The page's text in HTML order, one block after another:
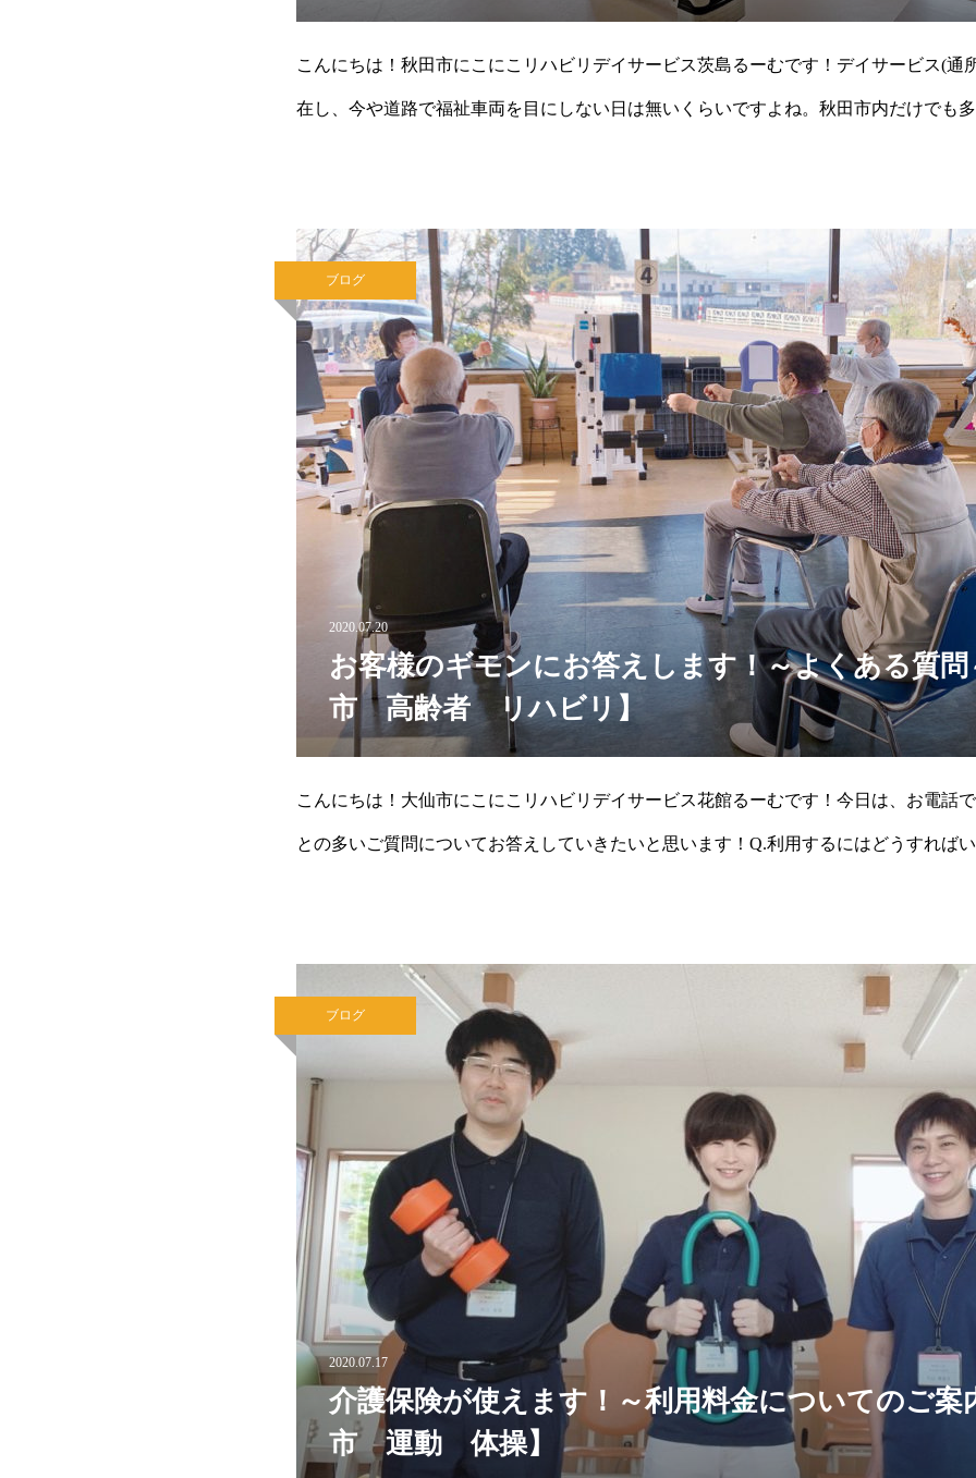
こんにちは！秋田市にこにこリハビリデイサービス茨島るーむです！デイサービス(通
在し、今や道路で福祉車両を目にしない日は無いくらいですよね。秋田市内だけでも
ブログ
2020.07.20
お客様のギモンにお答えします！～よくある質問
市 高齢者 リハビリ】
こんにちは！大仙市にこにこリハビリデイサービス花館るーむです！今日は、お電話
との多いご質問についてお答えしていきたいと思います！Q.利用するにはどうすれば
ブログ
2020.07.17
介護保険が使えます！～利用料金についてのご案
市 運動 体操】